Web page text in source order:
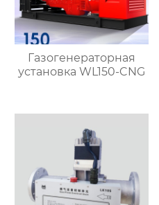
Газогенераторная
установка WL150-CNG